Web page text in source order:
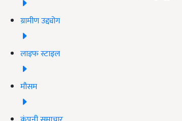
ग्रामीण उद्द्योग
लाइफ स्टाइल
मौसम